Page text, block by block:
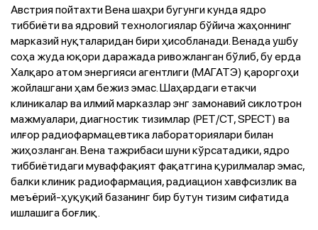
Австрия пойтахти Вена шаҳри бугунги кунда ядро
тиббиёти ва ядровий технологиялар бўйича жаҳоннинг
марказий нуқталаридан бири ҳисобланади. Венада ушбу
соҳа жуда юқори даражада ривожланган бўлиб, бу ерда
Халқаро атом энергияси агентлиги (МАГАТЭ) қароргоҳи
жойлашгани ҳам бежиз эмас. Шаҳардаги етакчи
клиникалар ва илмий марказлар энг замонавий сиклотрон
мажмуалари, диагностик тизимлар (PET/CT, SPECT) ва
илғор радиофармацевтика лабораториялари билан
жиҳозланган. Вена тажрибаси шуни кўрсатадики, ядро
тиббиётидаги муваффақият фақатгина қурилмалар эмас,
балки клиник радиофармация, радиацион хавфсизлик ва
меъёрий-ҳуқуқий базанинг бир бутун тизим сифатида
ишлашига боғлиқ.